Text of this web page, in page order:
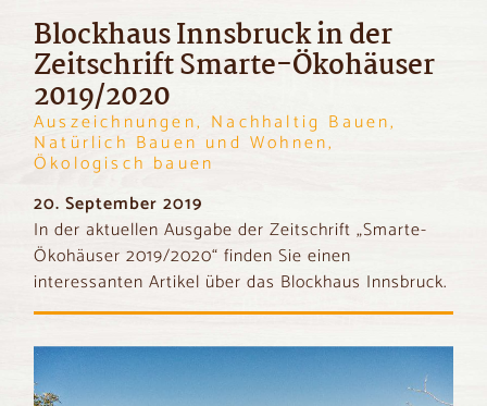
Blockhaus Innsbruck in der
Zeitschrift Smarte-Ökohäuser
2019/2020
Auszeichnungen, Nachhaltig Bauen,
Natürlich Bauen und Wohnen,
Ökologisch bauen
20. September 2019
In der aktuellen Ausgabe der Zeitschrift „Smarte-
Ökohäuser 2019/2020“ finden Sie einen
interessanten Artikel über das Blockhaus Innsbruck.